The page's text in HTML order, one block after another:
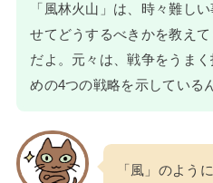
「風林火山」は、時々難し
せてどうするべきかを教え
だよ。元々は、戦争をうまく
めの4つの戦略を示している
「風」のよう